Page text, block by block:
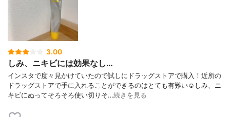
3.00
しみ、ニキビには効果なし…
インスタで度々見かけていたので試しにドラッグストアで購入！近所の
ドラッグストアで手に入れることができるのはとても有難い☺️しみ、ニ
キビにぬってそろそろ使い切りそ…続きを見る